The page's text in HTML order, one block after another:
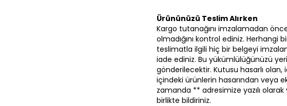
Ürününüzü Teslim Alırken
Kargo tutanağını imzalamadan
olmadığını kontrol ediniz. Herhangi
teslimatla ilgili hiç bir belgeyi
iade ediniz. Bu yükümlülüğünüzü
gönderilecektir. Kutusu hasarlı
içindeki ürünlerin hasarından veya
zamanda ** adresimize yazılı olarak
birlikte bildiriniz.